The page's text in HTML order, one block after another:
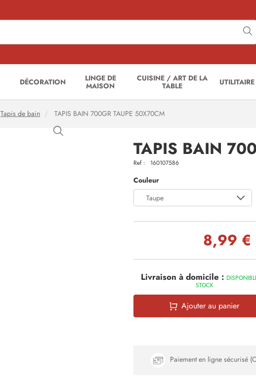
DÉCORATION
LINGE DE
MAISON
CUISINE / ART DE LA
TABLE
UTILITAIRE
Tapis de bain TAPIS BAIN 700GR TAUPE 50X70CM
TAPIS BAIN
Ref : 160107586
Couleur
Taupe
8,99 €
Livraison à domicile :
STOCK
Ajouter au panier
Paiement en ligne sécurisé